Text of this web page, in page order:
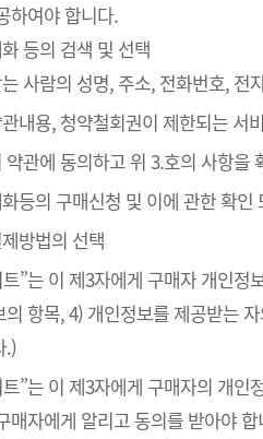
하여야 합니다.
등의 검색 및 선택
사람의 성명, 주소, 전화번호, 전
내용, 청약철회권이 제한되는 서
약관에 동의하고 위 3.호의 사항을
등의 구매신청 및 이에 관한 확인
방법의 선택
”는 이 제3자에게 구매자 개인정
의 항목, 4) 개인정보를 제공받는
.)
”는 이 제3자에게 구매자의 개인
매자에게 알리고 동의를 받아야